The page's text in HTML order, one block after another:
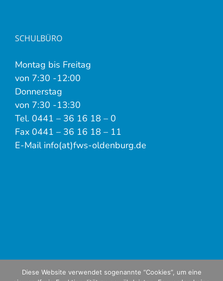
SCHULBÜRO
Montag bis Freitag
von 7:30 -12:00
Donnerstag
von 7:30 -13:30
Tel. 0441 – 36 16 18 – 0
Fax 0441 – 36 16 18 – 11
E-Mail info(at)fws-oldenburg.de
Diese Website verwendet sogenannte “Cookies”, um eine